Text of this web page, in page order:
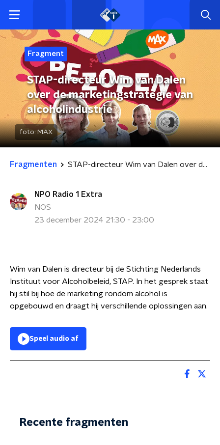
Fragment
STAP-directeur Wim van Dalen
over de marketingstrategie van
alcoholindustrie
foto: MAX
Fragmenten STAP-directeur Wim van Dalen over de marketingstrategie van alcoholindustrie
NPO Radio 1 Extra
NOS
23 december 2024 21:30 - 23:00
Wim van Dalen is directeur bij de Stichting Nederlands
Instituut voor Alcoholbeleid, STAP. In het gesprek staat
hij stil bij hoe de marketing rondom alcohol is
opgebouwd en draagt hij verschillende oplossingen aan.
Speel audio af
Recente fragmenten